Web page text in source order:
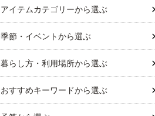
アイテムカテゴリーから選ぶ
季節・イベントから選ぶ
暮らし方・利用場所から選ぶ
おすすめキーワードから選ぶ